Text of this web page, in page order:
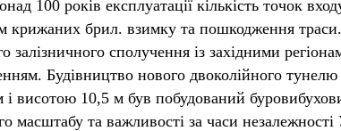
100 років експлуатації кількість точок
крижаних брил. взимку та пошкодження
залізничного сполучення із західними
Будівництво нового двоколійного
10,5 м був побудований
масштабу та важливості за часи незалежності